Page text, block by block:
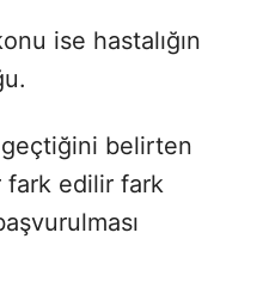
ise hastalığın
geçtiğini belirten
edilir fark